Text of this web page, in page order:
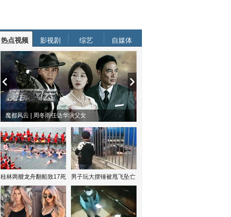
热点视频 影视剧 综艺 自媒体
魔都风云 | 周冬雨任达华演父女
桂林两艘龙舟翻船致17死 男子玩大摆锤被甩飞坠亡